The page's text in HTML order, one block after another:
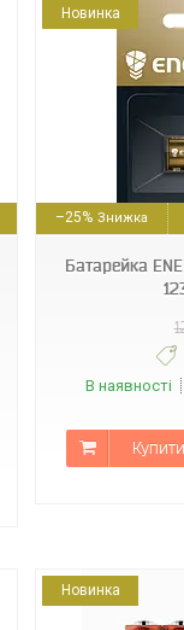
Новинка
–25%
Батарейка
В наявності
Купити
Новинка